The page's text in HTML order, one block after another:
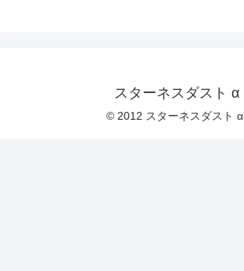
スターネスダスト α
© 2012 スターネスダスト α.